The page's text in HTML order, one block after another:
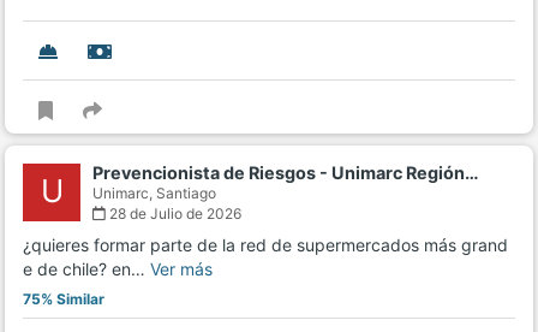
U Prevencionista de Riesgos - Unimarc Región…
Unimarc, Santiago
28 de Julio de 2026
¿quieres formar parte de la red de supermercados más grand
e de chile? en… Ver más
75% Similar